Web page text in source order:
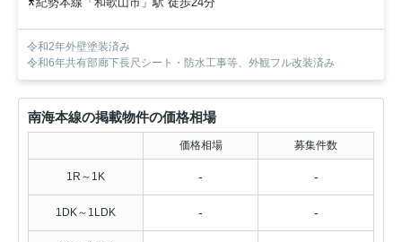
令和2年外壁塗装済み
令和6年共有部廊下長尺シート・防水工事等、外観フル改装済み
南海本線の掲載物件の価格相場
価格相場 募集件数
1R～1K - -
1DK～1LDK - -